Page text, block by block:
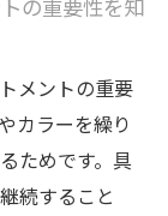
の重要性を知
メントの重要
カラーを繰り
ためです。具
続すること